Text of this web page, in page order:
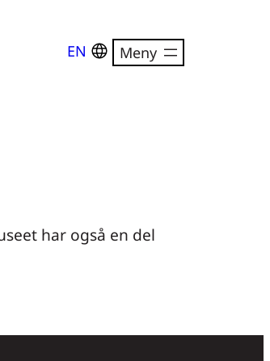
EN
har også en del